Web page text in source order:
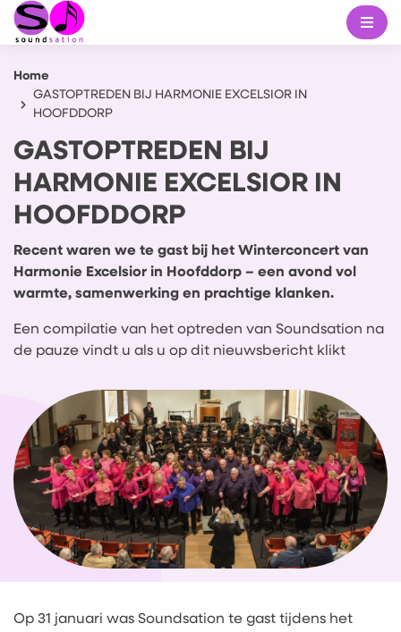
Home
GASTOPTREDEN BIJ HARMONIE EXCELSIOR IN
HOOFDDORP
GASTOPTREDEN BIJ
HARMONIE EXCELSIOR IN
HOOFDDORP
Recent waren we te gast bij het Winterconcert van
Harmonie Excelsior in Hoofddorp – een avond vol
warmte, samenwerking en prachtige klanken.
Een compilatie van het optreden van Soundsation na
de pauze vindt u als u op dit nieuwsbericht klikt
Op 31 januari was Soundsation te gast tijdens het